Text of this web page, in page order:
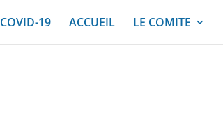
COVID-19 ACCUEIL LE COMITE